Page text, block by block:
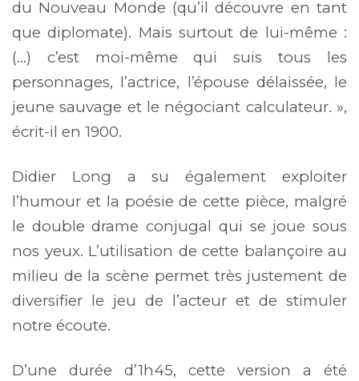
du Nouveau Monde (qu’il découvre en tant
que diplomate). Mais surtout de lui-même :
(…) c’est moi-même qui suis tous les
personnages, l’actrice, l’épouse délaissée, le
jeune sauvage et le négociant calculateur. »,
écrit-il en 1900.
Didier Long a su également exploiter
l’humour et la poésie de cette pièce, malgré
le double drame conjugal qui se joue sous
nos yeux. L’utilisation de cette balançoire au
milieu de la scène permet très justement de
diversifier le jeu de l’acteur et de stimuler
notre écoute.
D’une durée d’1h45, cette version a été